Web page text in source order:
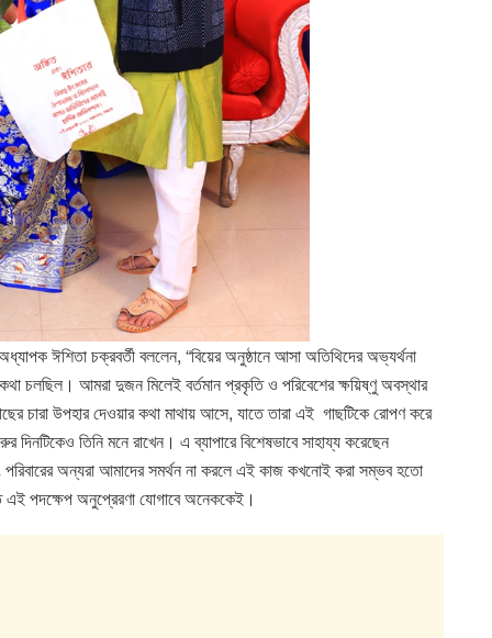
ঈশিতা চক্রবর্তী বললেন, “বিয়ের অনুষ্ঠানে আসা অতিথিদের অভ্যর্থনা
চলছিল। আমরা দুজন মিলেই বর্তমান প্রকৃতি ও পরিবেশের ক্ষয়িষ্ণু অবস্থার
চারা উপহার দেওয়ার কথা মাথায় আসে, যাতে তারা এই গাছটিকে রোপণ করে
তিনি মনে রাখেন। এ ব্যাপারে বিশেষভাবে সাহায্য করেছেন
অন্যরা আমাদের সমর্থন না করলে এই কাজ কখনোই করা সম্ভব হতো
এই পদক্ষেপ অনুপ্রেরণা যোগাবে অনেককেই।